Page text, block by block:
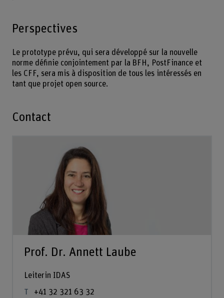
Perspectives
Le prototype prévu, qui sera développé sur la nouvelle
norme définie conjointement par la BFH, PostFinance et
les CFF, sera mis à disposition de tous les intéressés en
tant que projet open source.
Contact
Prof. Dr. Annett Laube
Leiterin IDAS
+41 32 321 63 32